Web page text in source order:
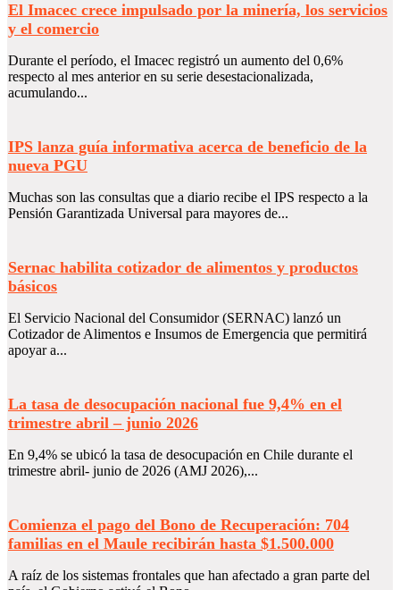
El Imacec crece impulsado por la minería, los servicios
y el comercio
Durante el período, el Imacec registró un aumento del 0,6%
respecto al mes anterior en su serie desestacionalizada,
acumulando...
IPS lanza guía informativa acerca de beneficio de la
nueva PGU
Muchas son las consultas que a diario recibe el IPS respecto a la
Pensión Garantizada Universal para mayores de...
Sernac habilita cotizador de alimentos y productos
básicos
El Servicio Nacional del Consumidor (SERNAC) lanzó un
Cotizador de Alimentos e Insumos de Emergencia que permitirá
apoyar a...
La tasa de desocupación nacional fue 9,4% en el
trimestre abril – junio 2026
En 9,4% se ubicó la tasa de desocupación en Chile durante el
trimestre abril- junio de 2026 (AMJ 2026),...
Comienza el pago del Bono de Recuperación: 704
familias en el Maule recibirán hasta $1.500.000
A raíz de los sistemas frontales que han afectado a gran parte del